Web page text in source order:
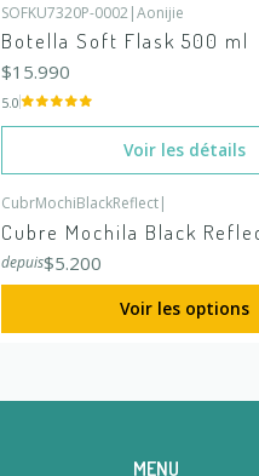
En rupture de stock
SOFKU7320P-0002|Aonijie
Botella Soft Flask 500 ml
$15.990
5.0
Voir les détails
CubrMochiBlackReflect|
Cubre Mochila Black
depuis$5.200
Voir les options
MENU